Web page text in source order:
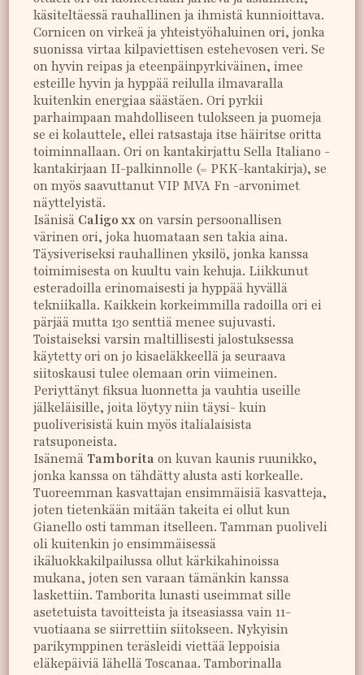
käsiteltäessä rauhallinen ja ihmistä kunnioittava.
Cornicen on virkeä ja yhteistyöhaluinen ori, jonka
suonissa virtaa kilpaviettisen estehevosen veri. Se
on hyvin reipas ja eteenpäinpyrkiväinen, imee
esteille hyvin ja hyppää reilulla ilmavaralla
kuitenkin energiaa säästäen. Ori pyrkii
parhaimpaan mahdolliseen tulokseen ja puomeja
se ei kolauttele, ellei ratsastaja itse häiritse oritta
toiminnallaan. Ori on kantakirjattu Sella Italiano -
kantakirjaan II-palkinnolle (= PKK-kantakirja), se
on myös saavuttanut VIP MVA Fn -arvonimet
näyttelyistä.
Isänisä Caligo xx on varsin persoonallisen
värinen ori, joka huomataan sen takia aina.
Täysiveriseksi rauhallinen yksilö, jonka kanssa
toimimisesta on kuultu vain kehuja. Liikkunut
esteradoilla erinomaisesti ja hyppää hyvällä
tekniikalla. Kaikkein korkeimmilla radoilla ori ei
pärjää mutta 130 senttiä menee sujuvasti.
Toistaiseksi varsin maltillisesti jalostuksessa
käytetty ori on jo kisaeläkkeellä ja seuraava
siitoskausi tulee olemaan orin viimeinen.
Periyttänyt fiksua luonnetta ja vauhtia useille
jälkeläisille, joita löytyy niin täysi- kuin
puoliverisistä kuin myös italialaisista
ratsuponeista.
Isänemä Tamborita on kuvan kaunis ruunikko,
jonka kanssa on tähdätty alusta asti korkealle.
Tuoreemman kasvattajan ensimmäisiä kasvatteja,
joten tietenkään mitään takeita ei ollut kun
Gianello osti tamman itselleen. Tamman puoliveli
oli kuitenkin jo ensimmäisessä
ikäluokkakilpailussa ollut kärkikahinoissa
mukana, joten sen varaan tämänkin kanssa
laskettiin. Tamborita lunasti useimmat sille
asetetuista tavoitteista ja itseasiassa vain 11-
vuotiaana se siirrettiin siitokseen. Nykyisin
parikymppinen teräsleidi viettää leppoisia
eläkepäiviä lähellä Toscanaa. Tamborinalla